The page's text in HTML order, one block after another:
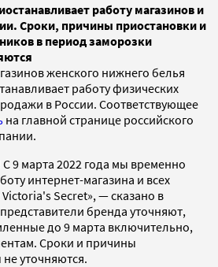
работу магазинов и
Сроки, причины приостановки и
в период заморозки
женского нижнего белья
работу физических
в России. Соответствующее
на главной странице российского
9 марта 2022 года мы временно
интернет-магазина и всех
Secret», — сказано в
бренда уточняют,
до 9 марта включительно,
Сроки и причины
уточняются.